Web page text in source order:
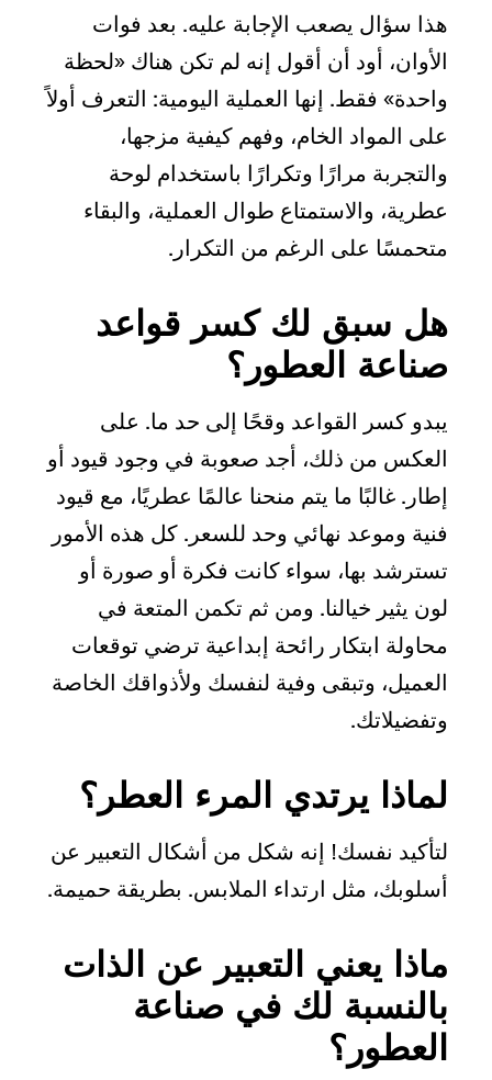
هذا سؤال يصعب الإجابة عليه. بعد فوات
الأوان، أود أن أقول إنه لم تكن هناك «لحظة
واحدة» فقط. إنها العملية اليومية: التعرف أولاً
على المواد الخام، وفهم كيفية مزجها،
والتجربة مرارًا وتكرارًا باستخدام لوحة
عطرية، والاستمتاع طوال العملية، والبقاء
متحمسًا على الرغم من التكرار.
هل سبق لك كسر قواعد
صناعة العطور؟
يبدو كسر القواعد وقحًا إلى حد ما. على
العكس من ذلك، أجد صعوبة في وجود قيود أو
إطار. غالبًا ما يتم منحنا عالمًا عطريًا، مع قيود
فنية وموعد نهائي وحد للسعر. كل هذه الأمور
تسترشد بها، سواء كانت فكرة أو صورة أو
لون يثير خيالنا. ومن ثم تكمن المتعة في
محاولة ابتكار رائحة إبداعية ترضي توقعات
العميل، وتبقى وفية لنفسك ولأذواقك الخاصة
وتفضيلاتك.
لماذا يرتدي المرء العطر؟
لتأكيد نفسك! إنه شكل من أشكال التعبير عن
أسلوبك، مثل ارتداء الملابس. بطريقة حميمة.
ماذا يعني التعبير عن الذات
بالنسبة لك في صناعة
العطور؟